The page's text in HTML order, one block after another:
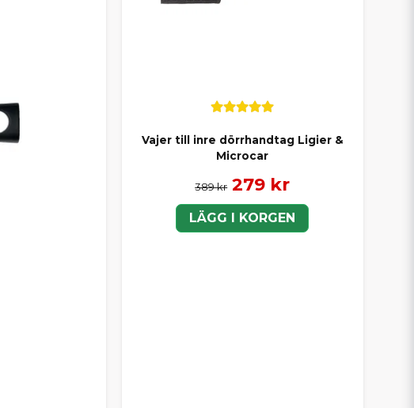
Vajer till inre dörrhandtag Ligier &
Microcar
389 kr 279 kr
LÄGG I KORGEN